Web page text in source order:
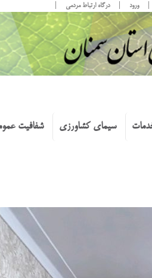
ورود درگاه ارتباط مردمی
سیمای کشاورزی شفافیت